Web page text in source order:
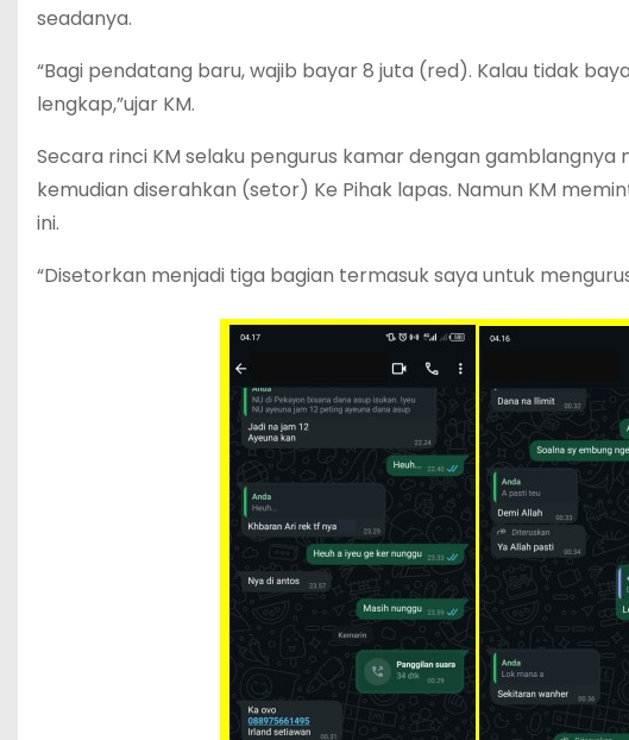
seadanya.
“Bagi pendatang baru, wajib bayar 8 juta (red). Kalau tidak
lengkap,”ujar KM.
Secara rinci KM selaku pengurus kamar dengan
kemudian diserahkan (setor) Ke Pihak lapas. Namun KM
ini.
“Disetorkan menjadi tiga bagian termasuk saya untuk